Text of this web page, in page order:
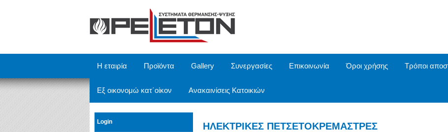
Η εταιρία Προϊόντα Gallery Συνεργασίες Επικοινωνία Όροι χρήσης Τρόποι
Εξ οικονομώ κατ΄οίκον Ανακαινίσεις Κατοικιών
Login ΗΛΕΚΤΡΙΚΕΣ ΠΕΤΣΕΤΟΚΡΕΜΑΣΤΡΕΣ